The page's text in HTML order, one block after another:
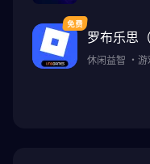
罗布乐思
休闲益智 ・ 游